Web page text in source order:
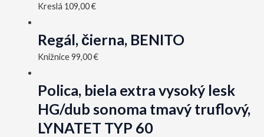
Kreslá 109,00€
Regál, čierna, BENITO
Knižnice99,00€
Polica, biela extra vysoký lesk
HG/dub sonoma tmavý truflový,
LYNATET TYP 60